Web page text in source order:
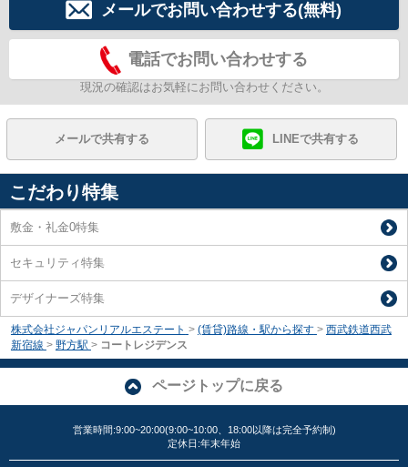
メールでお問い合わせする(無料)
電話でお問い合わせする
現況の確認はお気軽にお問い合わせください。
メールで共有する LINEで共有する
こだわり特集
敷金・礼金0特集
セキュリティ特集
デザイナーズ特集
株式会社ジャパンリアルエステート > (賃貸)路線・駅から探す > 西武鉄道西武
新宿線 > 野方駅 > コートレジデンス
ページトップに戻る
営業時間:9:00~20:00(9:00~10:00、18:00以降は完全予約制)
定休日:年末年始